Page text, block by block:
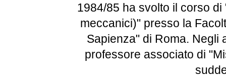
1984/85 ha svolto il corso
meccanici)" presso la
Sapienza" di Roma. Negli
professore associato di